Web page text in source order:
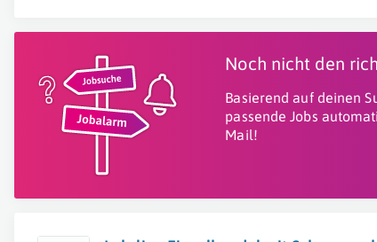
Noch nicht den
Basierend auf deinen
passende Jobs
Mail!